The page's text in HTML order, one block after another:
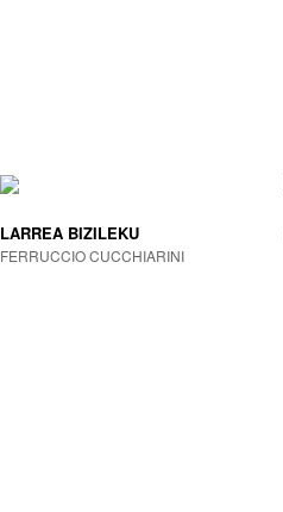
LARREA BIZILEKU
FERRUCCIO CUCCHIARINI